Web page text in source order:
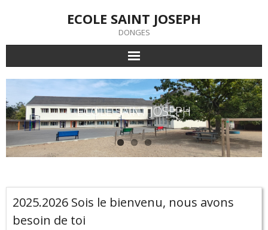
ECOLE SAINT JOSEPH
DONGES
ECOLE SAINT JOSEPH
2025.2026 Sois le bienvenu, nous avons
besoin de toi